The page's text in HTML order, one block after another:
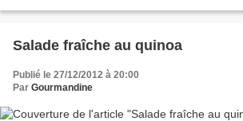
Salade fraîche au quinoa
Publié le 27/12/2012 à 20:00
Par Gourmandine